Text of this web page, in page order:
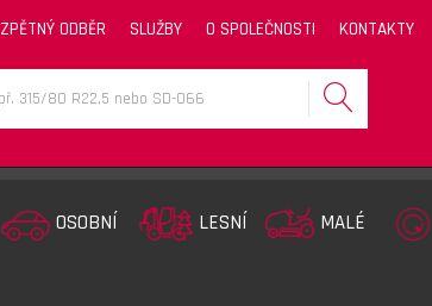
ZPĚTNÝ ODBĚR SLUŽBY O SPOLEČNOSTI KONTAKTY
OSOBNÍ LESNÍ MALÉ